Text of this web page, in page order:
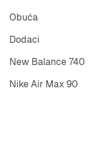
Obuća
Dodaci
New Balance 740
Nike Air Max 90